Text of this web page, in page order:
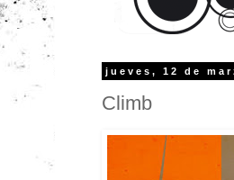
jueves, 12 de
Climb